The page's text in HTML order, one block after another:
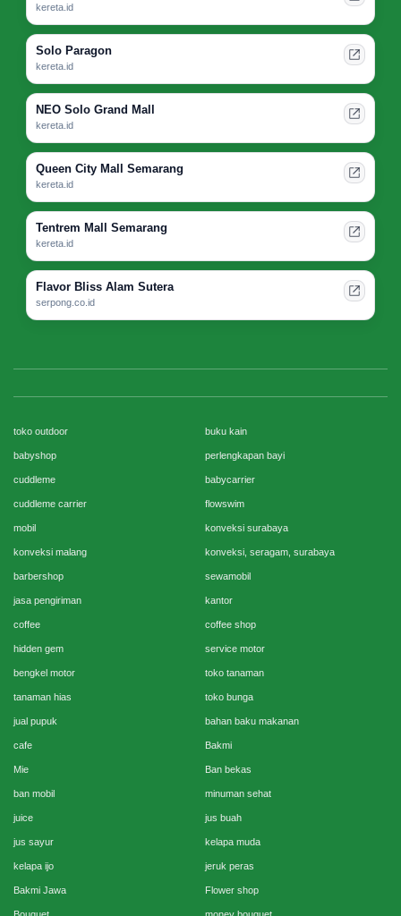
kereta.id
Solo Paragon
kereta.id
NEO Solo Grand Mall
kereta.id
Queen City Mall Semarang
kereta.id
Tentrem Mall Semarang
kereta.id
Flavor Bliss Alam Sutera
serpong.co.id
toko outdoor buku kain
babyshop perlengkapan bayi
cuddleme babycarrier
cuddleme carrier flowswim
mobil konveksi surabaya
konveksi malang konveksi, seragam, surabaya
barbershop sewamobil
jasa pengiriman kantor
coffee coffee shop
hidden gem service motor
bengkel motor toko tanaman
tanaman hias toko bunga
jual pupuk bahan baku makanan
cafe Bakmi
Mie Ban bekas
ban mobil minuman sehat
juice jus buah
jus sayur kelapa muda
kelapa ijo jeruk peras
Bakmi Jawa Flower shop